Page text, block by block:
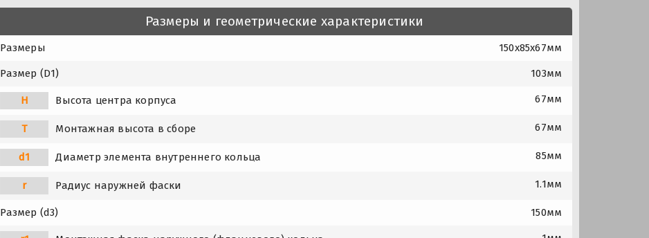
Размеры и геометрические характеристики
Размеры 150x85x67мм
Размер (D1) 103мм
H Высота центра корпуса 67мм
T Монтажная высота в сборе 67мм
d1 Диаметр элемента внутреннего кольца 85мм
r Радиус наружней фаски 1.1мм
Размер (d3) 150мм